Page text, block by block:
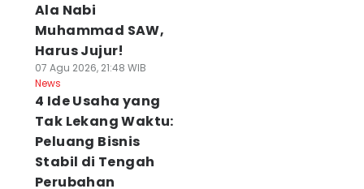
Ala Nabi
Muhammad SAW,
Harus Jujur!
07 Agu 2026, 21:48 WIB
News
4 Ide Usaha yang
Tak Lekang Waktu:
Peluang Bisnis
Stabil di Tengah
Perubahan